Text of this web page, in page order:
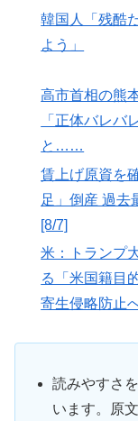
韓国人「残酷
よう」
高市首相の熊
「正体バレバ
と……
賃上げ原資を
足」倒産 過
[8/7]
米：トランプ
る「米国籍目
寄生侵略防止
読みやすさ
います。原